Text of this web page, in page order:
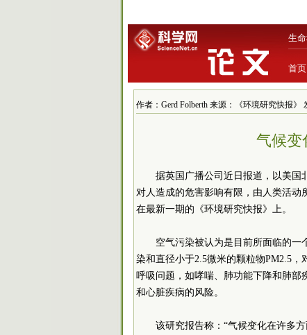
生
首页
作者：Gerd Folberth 来源：《环境研究快报》
气候变
据英国广播公司近日报道，以美国
对人造成的危害影响有限，由人类活动
在最新一期的《环境研究快报》上。
空气污染被认为是目前所面临的一
染和直径小于2.5微米的颗粒物PM2.5
呼吸问题，如哮喘、肺功能下降和肺部
和心脏疾病的风险。
该研究报告称：“气候变化在许多